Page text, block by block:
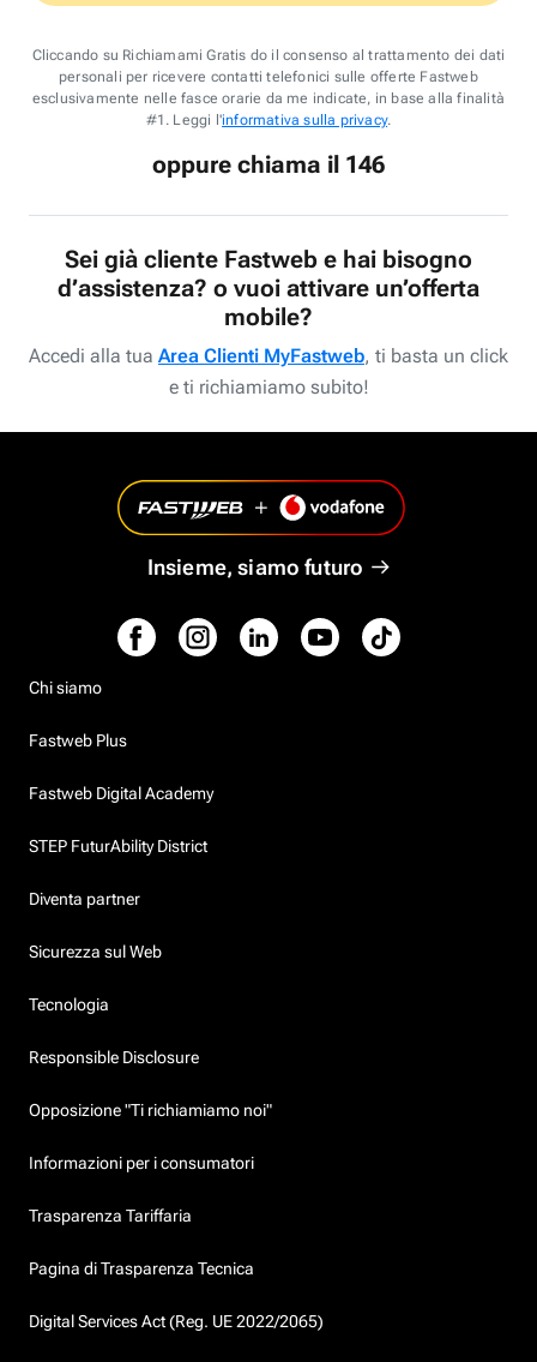
Cliccando su Richiamami Gratis do il consenso al trattamento dei dati
personali per ricevere contatti telefonici sulle offerte Fastweb
esclusivamente nelle fasce orarie da me indicate, in base alla finalità
#1. Leggi l'informativa sulla privacy.
oppure chiama il 146
Sei già cliente Fastweb e hai bisogno
d’assistenza? o vuoi attivare un’offerta
mobile?
Accedi alla tua Area Clienti MyFastweb, ti basta un click
e ti richiamiamo subito!
Insieme, siamo futuro
Chi siamo
Fastweb Plus
Fastweb Digital Academy
STEP FuturAbility District
Diventa partner
Sicurezza sul Web
Tecnologia
Responsible Disclosure
Opposizione "Ti richiamiamo noi"
Informazioni per i consumatori
Trasparenza Tariffaria
Pagina di Trasparenza Tecnica
Digital Services Act (Reg. UE 2022/2065)